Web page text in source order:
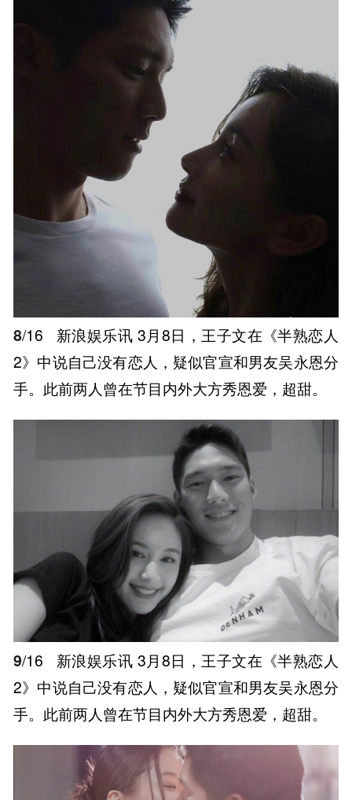
8/16
新浪娱乐讯 3月8日，王子文在《半熟恋人
2》中说自己没有恋人，疑似官宣和男友吴永恩分
手。此前两人曾在节目内外大方秀恩爱，超甜。
9/16
新浪娱乐讯 3月8日，王子文在《半熟恋人
2》中说自己没有恋人，疑似官宣和男友吴永恩分
手。此前两人曾在节目内外大方秀恩爱，超甜。